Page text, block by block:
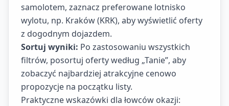
samolotem, zaznacz preferowane lotnisko
wylotu, np. Kraków (KRK), aby wyświetlić oferty
z dogodnym dojazdem.
Sortuj wyniki: Po zastosowaniu wszystkich
filtrów, posortuj oferty według „Tanie”, aby
zobaczyć najbardziej atrakcyjne cenowo
propozycje na początku listy.
Praktyczne wskazówki dla łowców okazji: